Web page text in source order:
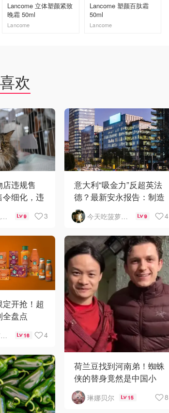
Lancome 立体塑颜紧致
晚霜 50ml
Lancome
Lancome 塑颜百肽霜
50ml
Lancome
欢
违规售
细化，违
欧洲最守规矩的一天 9 3
意大利“吸金力”反超英法
德？最新安永报告：制造
业与AI成投资新宠！
今天吃菠萝披萨了吗 9 4
开抢！超
全盘点
让我看看有啥好吃的 16 4
荷兰豆找到河南弟！蜘蛛
侠的替身竟然是中国小
哥？！
琳娜贝尔 15 8